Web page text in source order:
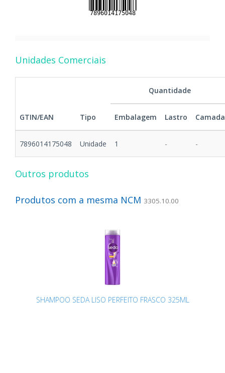
Unidades Comerciais
GTIN/EAN Tipo
Quantidade
Embalagem Lastro Camada
7896014175048 Unidade 1 - -
Outros produtos
Produtos com a mesma NCM 3305.10.00
SHAMPOO SEDA LISO PERFEITO FRASCO 325ML